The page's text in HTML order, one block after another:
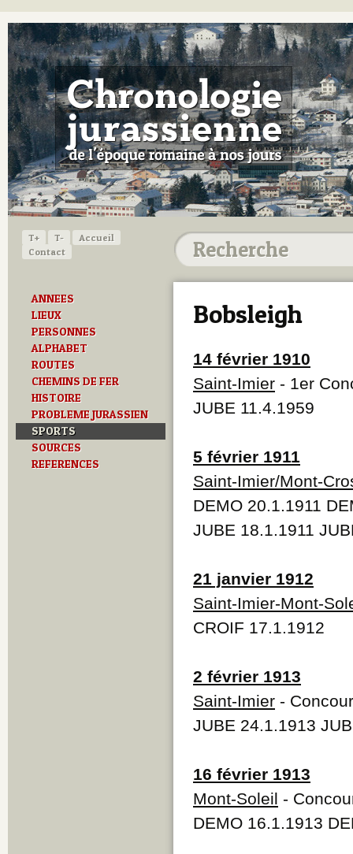
T+ T-
Accueil
Contact
ANNEES
LIEUX
PERSONNES
ALPHABET
ROUTES
CHEMINS DE FER
HISTOIRE
PROBLEME JURASSIEN
SPORTS
SOURCES
REFERENCES
Bobsleigh
14 février 1910
Saint-Imier - 1er
JUBE 11.4.1959
5 février 1911
Saint-Imier/Mont-
DEMO 20.1.1911
JUBE 18.1.1911
21 janvier 1912
Saint-Imier-Mont-
CROIF 17.1.1912
2 février 1913
Saint-Imier -
JUBE 24.1.1913
16 février 1913
Mont-Soleil -
DEMO 16.1.1913